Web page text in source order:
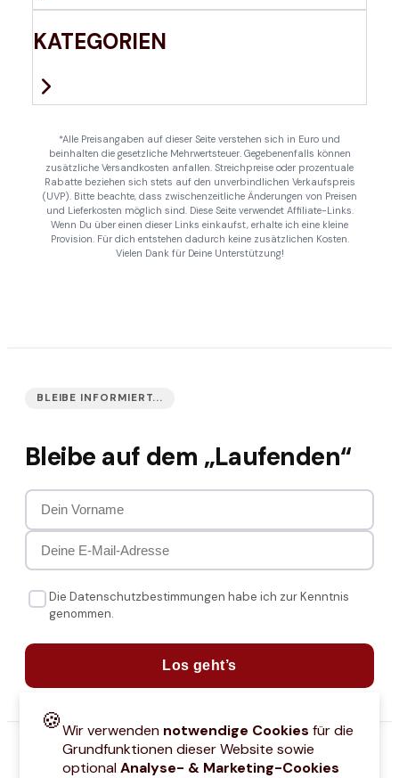
KATEGORIEN
*Alle Preisangaben auf dieser Seite verstehen sich in Euro und
beinhalten die gesetzliche Mehrwertsteuer. Gegebenenfalls können
zusätzliche Versandkosten anfallen. Streichpreise oder prozentuale
Rabatte beziehen sich stets auf den unverbindlichen Verkaufspreis
(UVP). Bitte beachte, dass zwischenzeitliche Änderungen von Preisen
und Lieferkosten möglich sind. Diese Seite verwendet Affiliate-Links.
Wenn Du über einen dieser Links einkaufst, erhalte ich eine kleine
Provision. Für dich entstehen dadurch keine zusätzlichen Kosten.
Vielen Dank für Deine Unterstützung!
BLEIBE INFORMIERT...
Bleibe auf dem „Laufenden“
Die Datenschutzbestimmungen habe ich zur Kenntnis
genommen.
Los geht’s
🍪Wir verwenden notwendige Cookies für die
Grundfunktionen dieser Website sowie
optionalAnalyse- & Marketing-Cookies